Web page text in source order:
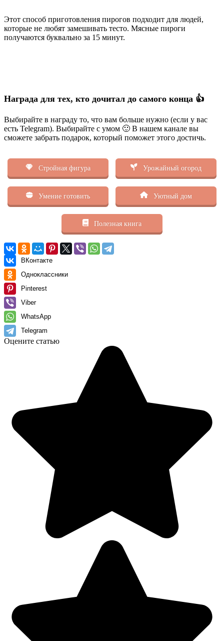
Этот способ приготовления пирогов подходит для людей,
которые не любят замешивать тесто. Мясные пироги
получаются буквально за 15 минут.
Награда для тех, кто дочитал до самого конца 👍
Выбирайте в награду то, что вам больше нужно (если у вас
есть Telegram). Выбирайте с умом 🙂 В нашем канале вы
сможете забрать подарок, который поможет этого достичь.
Стройная фигура Урожайный огород
Умение готовить Уютный дом
Полезная книга
ВКонтакте
Одноклассники
Pinterest
Viber
WhatsApp
Telegram
Оцените статью